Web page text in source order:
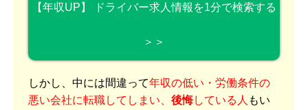
【年収UP】 ドライバー求人情報を1分で検索する
＞＞
しかし、中には間違って年収の低い・労働条件の
悪い会社に転職してしまい、 後悔している人 もい